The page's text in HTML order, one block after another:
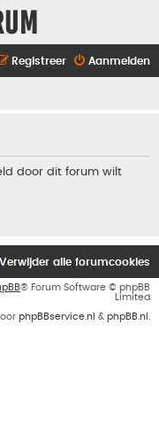
Aanmelden
Registreer
door dit forum wilt
Verwijder alle forumcookies
® Forum Software © phpBB
Limited
phpBBservice.nl & phpBB.nl